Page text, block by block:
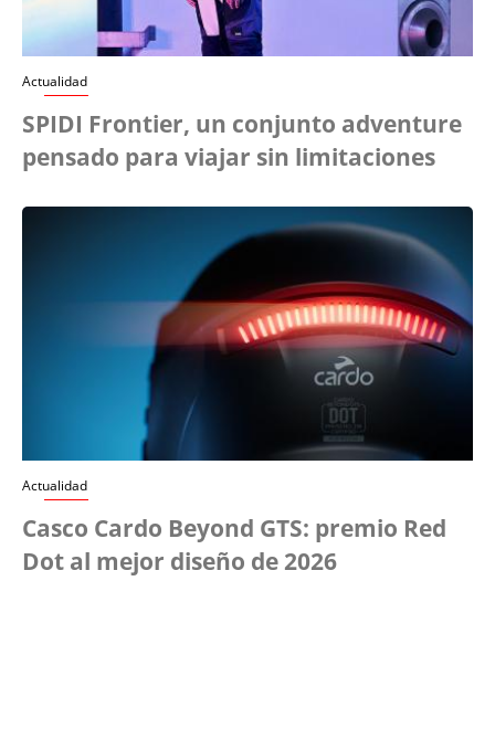
Actualidad
SPIDI Frontier, un conjunto adventure
pensado para viajar sin limitaciones
Actualidad
Casco Cardo Beyond GTS: premio Red
Dot al mejor diseño de 2026